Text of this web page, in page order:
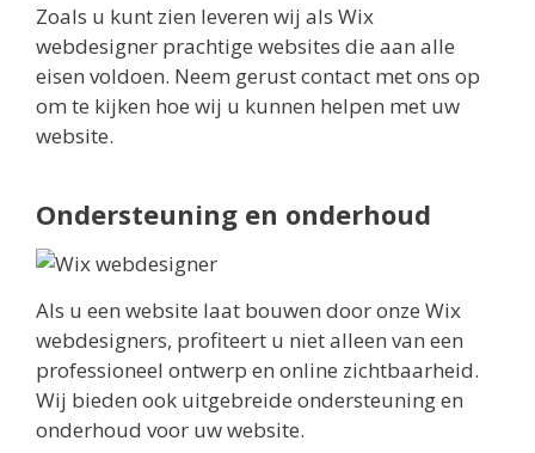
Zoals u kunt zien leveren wij als Wix
webdesigner prachtige websites die aan alle
eisen voldoen. Neem gerust contact met ons op
om te kijken hoe wij u kunnen helpen met uw
website.
Ondersteuning en onderhoud
Als u een website laat bouwen door onze Wix
webdesigners, profiteert u niet alleen van een
professioneel ontwerp en online zichtbaarheid.
Wij bieden ook uitgebreide ondersteuning en
onderhoud voor uw website.